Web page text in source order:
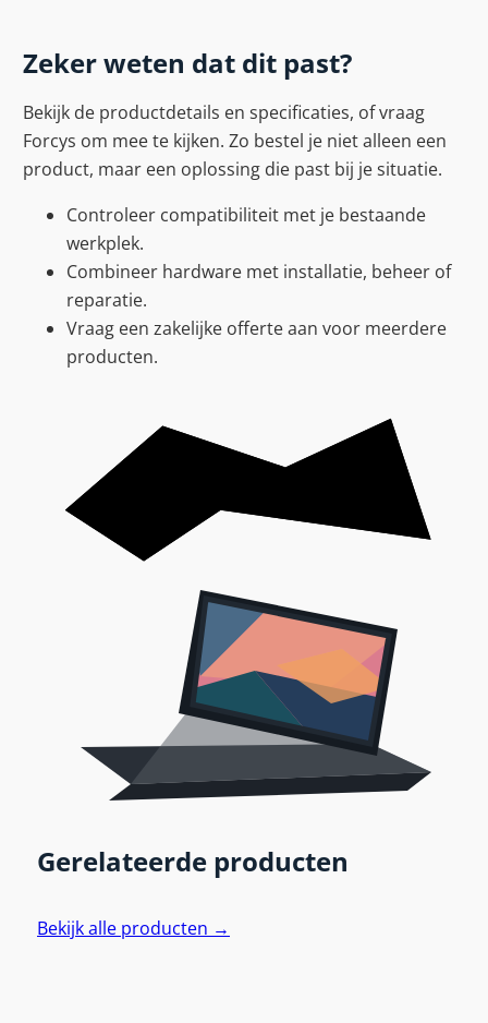
Zeker weten dat dit past?
Bekijk de productdetails en specificaties, of vraag
Forcys om mee te kijken. Zo bestel je niet alleen een
product, maar een oplossing die past bij je situatie.
Controleer compatibiliteit met je bestaande
werkplek.
Combineer hardware met installatie, beheer of
reparatie.
Vraag een zakelijke offerte aan voor meerdere
producten.
Gerelateerde producten
Bekijk alle producten →